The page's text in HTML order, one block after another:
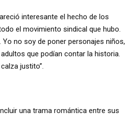
interesante el hecho de los
el movimiento sindical que hubo.
no soy de poner personajes niños,
que podían contar la historia.
justito”.
una trama romántica entre sus